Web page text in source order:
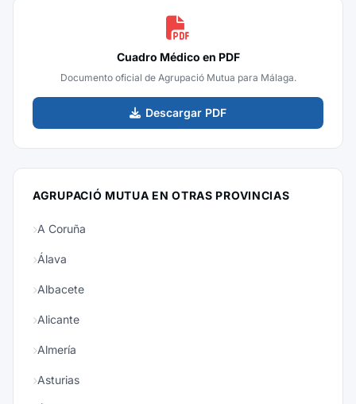
Cuadro Médico en PDF
Documento oficial de Agrupació Mutua para Málaga.
Descargar PDF
AGRUPACIÓ MUTUA EN OTRAS PROVINCIAS
A Coruña
Álava
Albacete
Alicante
Almería
Asturias